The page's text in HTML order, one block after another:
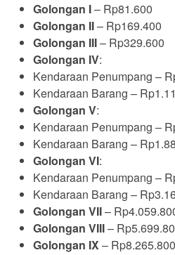
Golongan I– Rp81.600
Golongan II– Rp169.400
Golongan III– Rp329.600
Golongan IV:
Kendaraan Penumpang –
Kendaraan Barang –
Golongan V:
Kendaraan Penumpang –
Kendaraan Barang –
Golongan VI:
Kendaraan Penumpang –
Kendaraan Barang –
Golongan VII–
Golongan VIII–
Golongan IX– Rp8.265.800